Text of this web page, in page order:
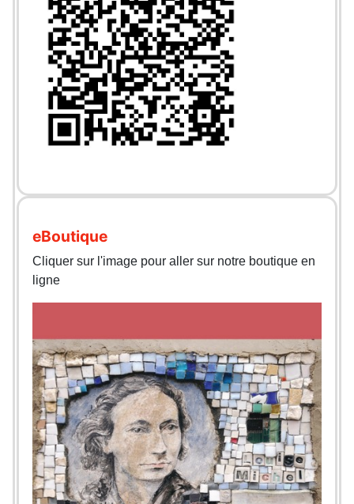
eBoutique
Cliquer sur l'image pour aller sur notre boutique en
ligne